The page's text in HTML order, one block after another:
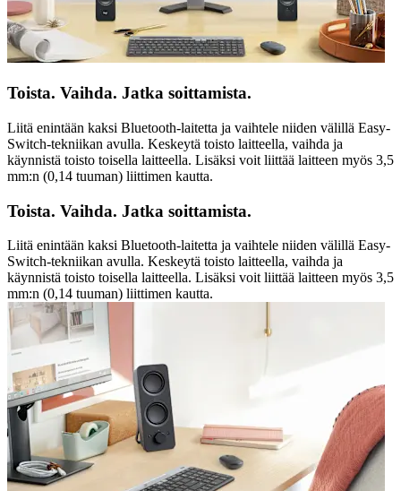
Toista. Vaihda. Jatka soittamista.
Liitä enintään kaksi Bluetooth-laitetta ja vaihtele niiden välillä Easy-
Switch-tekniikan avulla. Keskeytä toisto laitteella, vaihda ja
käynnistä toisto toisella laitteella. Lisäksi voit liittää laitteen myös 3,5
mm:n (0,14 tuuman) liittimen kautta.
Toista. Vaihda. Jatka soittamista.
Liitä enintään kaksi Bluetooth-laitetta ja vaihtele niiden välillä Easy-
Switch-tekniikan avulla. Keskeytä toisto laitteella, vaihda ja
käynnistä toisto toisella laitteella. Lisäksi voit liittää laitteen myös 3,5
mm:n (0,14 tuuman) liittimen kautta.